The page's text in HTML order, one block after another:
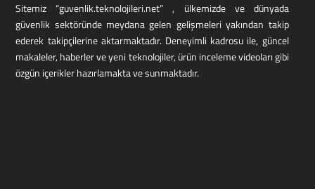
Sitemiz “guvenlik.teknolojileri.net” , ülkemizde ve dünyada
güvenlik sektöründe meydana gelen gelişmeleri yakından takip
ederek takipçilerine aktarmaktadır. Deneyimli kadrosu ile, güncel
makaleler, haberler ve yeni teknolojiler, ürün inceleme videoları gibi
özgün içerikler hazırlamakta ve sunmaktadır.